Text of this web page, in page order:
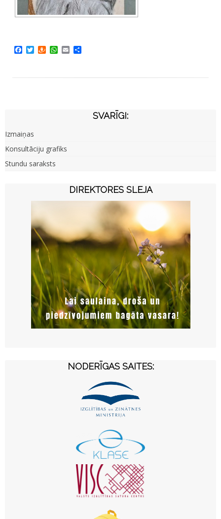
Facebook
TwitterDraugiem
WhatsApp
Email
SVARĪGI:
Izmaiņas
Konsultāciju grafiks
Stundu saraksts
DIREKTORES SLEJA
NODERĪGAS SAITES: